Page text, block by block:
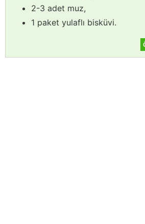
2-3 adet muz,
1 paket yulaflı bisküvi.